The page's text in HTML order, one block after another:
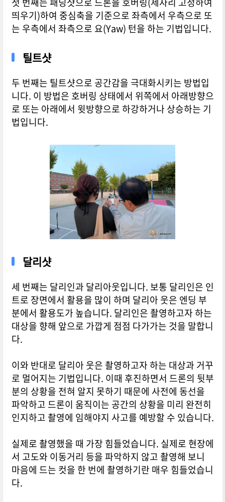
띄우기)하여 중심축을 기준으로 좌측에서 우측으로 또
는 우측에서 좌측으로 요(Yaw) 턴을 하는 기법입니다.
틸트샷
두 번째는 틸트샷으로 공간감을 극대화시키는 방법입
니다. 이 방법은 호버링 상태에서 위쪽에서 아래방향으
로 또는 아래에서 윗방향으로 하강하거나 상승하는 기
법입니다.
달리샷
세 번째는 달리인과 달리아웃입니다. 보통 달리인은 인
트로 장면에서 활용을 많이 하며 달리아 웃은 엔딩 부
분에서 활용도가 높습니다. 달리인은 촬영하고자 하는
대상을 향해 앞으로 가깝게 점점 다가가는 것을 말합니
다.
이와 반대로 달리아 웃은 촬영하고자 하는 대상과 거꾸
로 멀어지는 기법입니다. 이때 후진하면서 드론의 뒷부
분의 상황을 전혀 알지 못하기 때문에 사전에 동선을
파악하고 드론이 움직이는 공간의 상황을 미리 완전히
인지하고 촬영에 임해야지 사고를 예방할 수 있습니다.
실제로 촬영했을 때 가장 힘들었습니다. 실제로 현장에
서 고도와 이동거리 등을 파악하지 않고 촬영해 보니
마음에 드는 컷을 한 번에 촬영하기란 매우 힘들었습니
다.